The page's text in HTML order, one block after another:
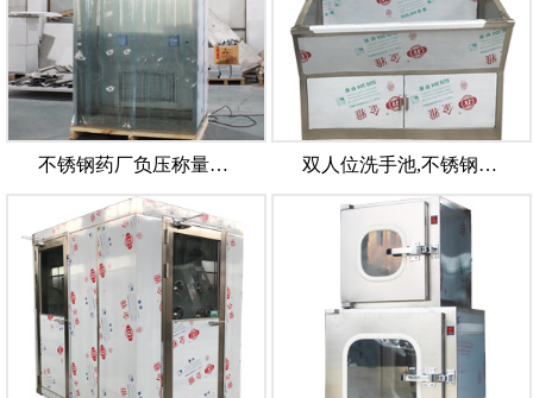
不锈钢药厂负压称量… 双人位洗手池,不锈钢…